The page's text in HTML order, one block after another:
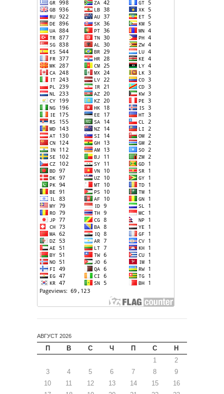
АВГУСТ 2026
П В С Ч П С
Н
1
2
3
4 5 6 7 8
9
10
11 12 13 14 15
16